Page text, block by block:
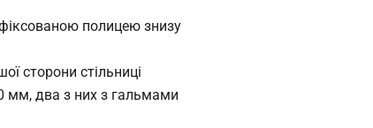
фіксованою полицею знизу
сторони стільниці
мм, два з них з гальмами